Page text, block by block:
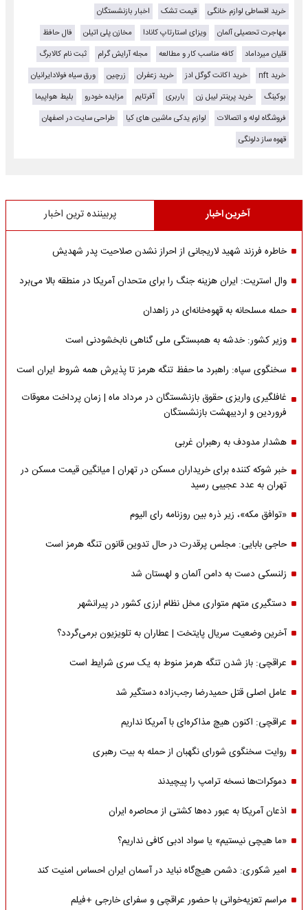
خرید اقساطی لوازم خانگی قیمت تشک
اخبار بازنشستگان
مهاجرت تحصیلی آلمان
ویزای استارتاپ کانادا مخازن پلی اتیلن
فال حافظ
قلیان میرداماد
کافه مناسب کار و مطالعه مجله آرایش گرام
ثبت نام کالابرگ
خرید nft
خرید اکانت گوگل ادز خرید زعفران زرچین
ورق سیاه فولادایرانیان
بوکینگ
خرید پرینتر لیبل زن باربری آفرتایم مزایده خودرو
بلیط هواپیما
فروشگاه لوله و اتصالات
لوازم یدکی ماشین های کیا
طراحی سایت در اصفهان
قهوه ساز دلونگی
آخرین اخبار پربیننده ترین اخبار
خاطره فرزند شهید لاریجانی از احراز نشدن صلاحیت پدر شهدیش
وال استریت: ایران هزینه جنگ را برای متحدان آمریکا در منطقه بالا می‌برد
حمله مسلحانه به قهوه‌خانه‌ای در زاهدان
وزیر کشور: خدشه به همبستگی ملی گناهی نابخشودنی است
سخنگوی سپاه: راهبرد ما حفظ تنگه هرمز تا پذیرش همه شروط ایران است
غافلگیری واریزی حقوق بازنشستگان در مرداد ماه | زمان پرداخت معوقات
فروردین و اردیبهشت بازنشستگان
هشدار مدودف به رهبران غربی
خبر شوکه کننده برای خریداران مسکن در تهران | میانگین قیمت مسکن در
تهران به عدد عجیبی رسید
«توافق مکه»، زیر ذره بین روزنامه رای الیوم
حاجی بابایی: مجلس پرقدرت در حال تدوین قانون تنگه هرمز است
زلنسکی دست به دامن آلمان و لهستان شد
دستگیری متهم متواری مخل نظام ارزی کشور در پیرانشهر
آخرین وضعیت سریال پایتخت | عطاران به تلویزیون برمی‌گردد؟
عراقچی: باز شدن تنگه هرمز منوط به یک سری شرایط است
عامل اصلی قتل حمیدرضا رجب‌زاده دستگیر شد
عراقچی: اکنون هیچ مذاکره‌ای با آمریکا نداریم
روایت سخنگوی شورای نگهبان از حمله به بیت رهبری
دموکرات‌ها نسخه ترامپ را پیچیدند
اذعان آمریکا به عبور ده‌ها کشتی از محاصره ایران
«ما هیچی نیستیم» یا سواد ادبی کافی نداریم؟
امیر شکوری: دشمن هیچ‌گاه نباید در آسمان ایران احساس امنیت کند
مراسم تعزیه‌خوانی با حضور عراقچی و سفرای خارجی +فیلم